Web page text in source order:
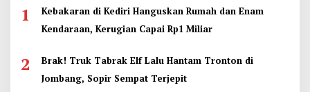
1
Kebakaran di Kediri Hanguskan Rumah dan Enam
Kendaraan, Kerugian Capai Rp1 Miliar
2
Brak! Truk Tabrak Elf Lalu Hantam Tronton di
Jombang, Sopir Sempat Terjepit